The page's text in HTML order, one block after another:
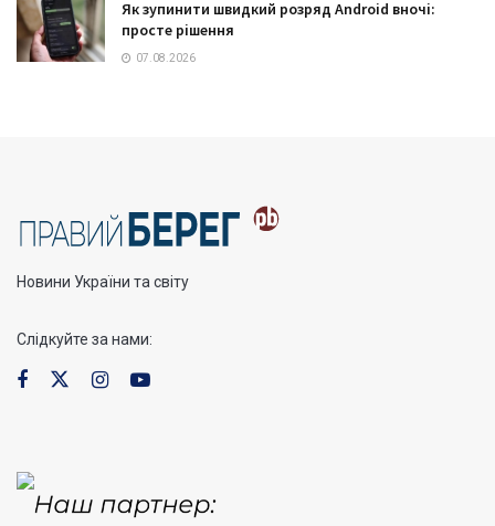
Як зупинити швидкий розряд Android вночі:
просте рішення
07.08.2026
Новини України та світу
Слідкуйте за нами: